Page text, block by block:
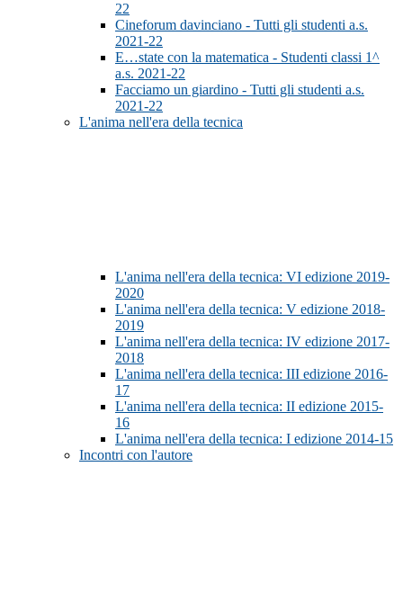
22
Cineforum davinciano - Tutti gli studenti a.s.
2021-22
E…state con la matematica - Studenti classi 1^
a.s. 2021-22
Facciamo un giardino - Tutti gli studenti a.s.
2021-22
L'anima nell'era della tecnica
L'anima nell'era della tecnica: VI edizione 2019-
2020
L'anima nell'era della tecnica: V edizione 2018-
2019
L'anima nell'era della tecnica: IV edizione 2017-
2018
L'anima nell'era della tecnica: III edizione 2016-
17
L'anima nell'era della tecnica: II edizione 2015-
16
L'anima nell'era della tecnica: I edizione 2014-15
Incontri con l'autore